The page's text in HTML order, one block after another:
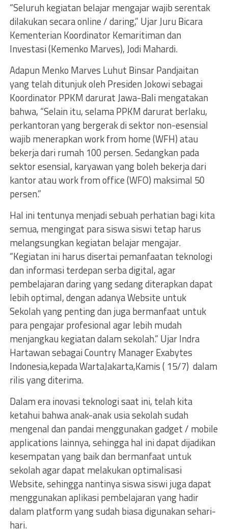
“Seluruh kegiatan belajar mengajar wajib serentak
dilakukan secara online / daring,” Ujar Juru Bicara
Kementerian Koordinator Kemaritiman dan
Investasi (Kemenko Marves), Jodi Mahardi.
Adapun Menko Marves Luhut Binsar Pandjaitan
yang telah ditunjuk oleh Presiden Jokowi sebagai
Koordinator PPKM darurat Jawa-Bali mengatakan
bahwa, “Selain itu, selama PPKM darurat berlaku,
perkantoran yang bergerak di sektor non-esensial
wajib menerapkan work from home (WFH) atau
bekerja dari rumah 100 persen. Sedangkan pada
sektor esensial, karyawan yang boleh bekerja dari
kantor atau work from office (WFO) maksimal 50
persen.”
Hal ini tentunya menjadi sebuah perhatian bagi kita
semua, mengingat para siswa siswi tetap harus
melangsungkan kegiatan belajar mengajar.
“Kegiatan ini harus disertai pemanfaatan teknologi
dan informasi terdepan serba digital, agar
pembelajaran daring yang sedang diterapkan dapat
lebih optimal, dengan adanya Website untuk
Sekolah yang penting dan juga bermanfaat untuk
para pengajar profesional agar lebih mudah
menjangkau kegiatan dalam sekolah.” Ujar Indra
Hartawan sebagai Country Manager Exabytes
Indonesia,kepada WartaJakarta,Kamis ( 15/7) dalam
rilis yang diterima.
Dalam era inovasi teknologi saat ini, telah kita
ketahui bahwa anak-anak usia sekolah sudah
mengenal dan pandai menggunakan gadget / mobile
applications lainnya, sehingga hal ini dapat dijadikan
kesempatan yang baik dan bermanfaat untuk
sekolah agar dapat melakukan optimalisasi
Website, sehingga nantinya siswa siswi juga dapat
menggunakan aplikasi pembelajaran yang hadir
dalam platform yang sudah biasa digunakan sehari-
hari.